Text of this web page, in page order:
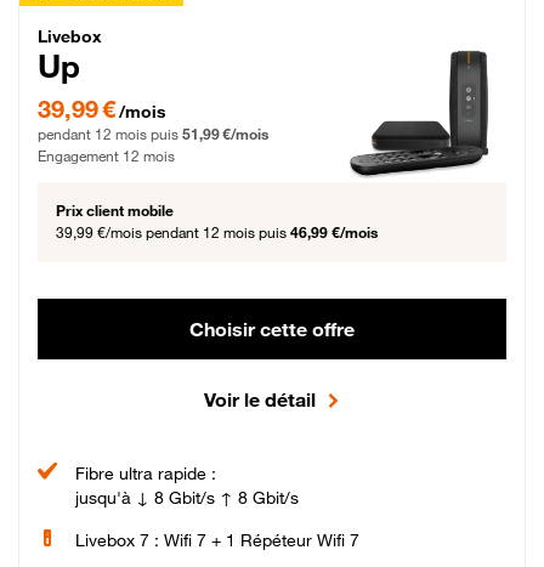
Livebox Up Fibre
Livebox
Up
39,99 € par mois pendant 12 mois puis 51,99 € par mois, Engagement 12 mois
39,99 €/mois
pendant 12 mois puis 51,99 €/mois
Engagement 12 mois
Prix client mobile
39,99 €/mois pendant 12 mois puis 46,99 €/mois
Choisir cette offre
Voir le détail
Fibre ultra rapide :
jusqu'à ↓ 8 Gbit/s ↑ 8 Gbit/s
Livebox 7 : Wifi 7 + 1 Répéteur Wifi 7